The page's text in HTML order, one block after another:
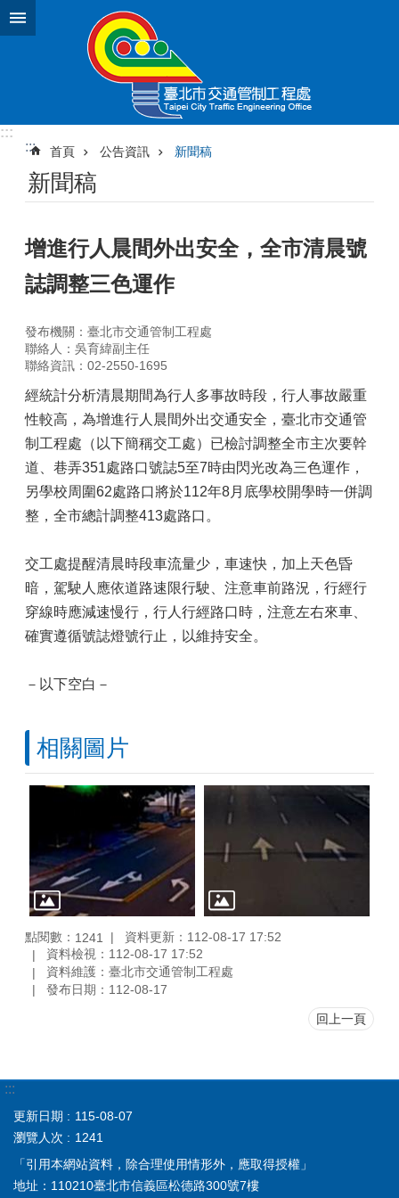
跳到主要內容區塊
:::
:::
首頁 公告資訊 新聞稿
新聞稿
增進行人晨間外出安全，全市清晨號
誌調整三色運作
發布機關：臺北市交通管制工程處
聯絡人：吳育緯副主任
聯絡資訊：02-2550-1695
經統計分析清晨期間為行人多事故時段，行人事故嚴重
性較高，為增進行人晨間外出交通安全，臺北市交通管
制工程處（以下簡稱交工處）已檢討調整全市主次要幹
道、巷弄351處路口號誌5至7時由閃光改為三色運作，
另學校周圍62處路口將於112年8月底學校開學時一併調
整，全市總計調整413處路口。
交工處提醒清晨時段車流量少，車速快，加上天色昏
暗，駕駛人應依道路速限行駛、注意車前路況，行經行
穿線時應減速慢行，行人行經路口時，注意左右來車、
確實遵循號誌燈號行止，以維持安全。
－以下空白－
相關圖片
點閱數： 1241
資料更新：112-08-17 17:52
資料檢視：112-08-17 17:52
資料維護：臺北市交通管制工程處
發布日期：112-08-17
回上一頁
:::
更新日期
115-08-07
瀏覽人次
1241
「引用本網站資料，除合理使用情形外，應取得授權」
地址：110210臺北市信義區松德路300號7樓